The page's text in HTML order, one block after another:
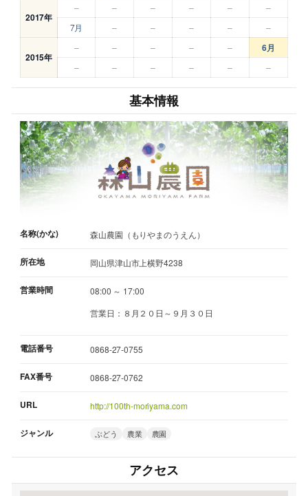
2017年
– – – – –
–
7月
– – – – –
2015年
– – – – – 6月
– – – – – –
基本情報
名称(かな) 森山農園（もりやまのうえん）
所在地 岡山県津山市上横野4238
営業時間
08:00 ～ 17:00
営業日：８月２０日～９月３０日
電話番号 0868-27-0755
FAX番号 0868-27-0762
URL http://100th-moriyama.com
ジャンル ぶどう 農業 農園
アクセス